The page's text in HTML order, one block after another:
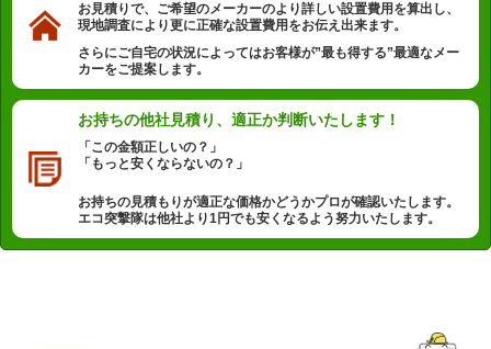
お見積りで、ご希望のメーカーのより詳しい設置費用を算出し、
現地調査により更に正確な設置費用をお伝え出来ます。
さらにご自宅の状況によってはお客様が”最も得する”最適なメー
カーをご提案します。
お持ちの他社見積り、 適正か判断いたします！
「この金額正しいの？」
「もっと安くならないの？」
お持ちの見積もりが適正な価格かどうかプロが確認いたします。
エコ突撃隊は他社より1円でも安くなるよう努力いたします。